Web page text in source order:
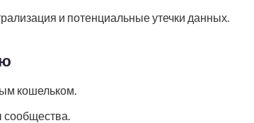
и потенциальные утечки данных.
кошельком.
сообщества.